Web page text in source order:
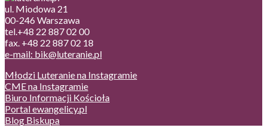
ul. Miodowa 21
00-246 Warszawa
tel.+48 22 887 02 00
fax. +48 22 887 02 18
e-mail: bik@luteranie.pl
Młodzi Luteranie na Instagramie
CME na Instagramie
Biuro Informacji Kościoła
Portal ewangelicy.pl
Blog Biskupa